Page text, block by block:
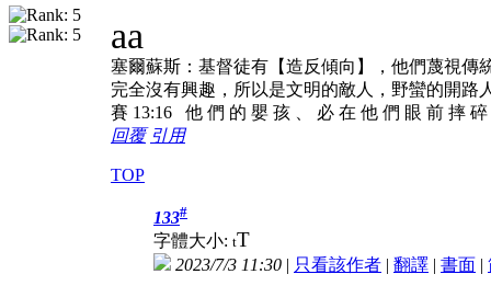
aa
塞爾蘇斯：基督徒有【造反傾向】，他們蔑視傳
完全沒有興趣，所以是文明的敵人，野蠻的開路
賽 13:16 他 們 的 嬰 孩 、 必 在 他 們 眼 前 摔
回覆 引用
TOP
133#
字體大小: tT
2023/7/3 11:30 | 只看該作者 | 翻譯 | 書面 |